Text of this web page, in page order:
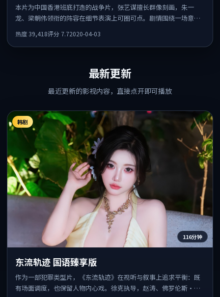
本片为中国香港班底打造的战争片，张艺谋擅长群像刻画，朱一
龙、梁朝伟领衔的阵容在细节表演上可圈可点。剧情围绕一场意外
热度 39,418评分 7.72020-04-03
最新更新
最近更新的影视内容，直接点开即可播放
韩剧
116分钟
东流轨迹 国语臻享版
作为一部犯罪类型片，《东流轨迹》在视听与叙事上追求平衡：既
有场面调度，也保留人物内心戏。徐克执导，赵涛、佛罗伦斯·皮